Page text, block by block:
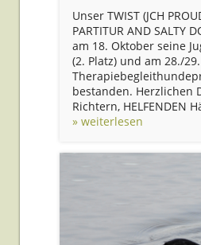
Unser TWIST (JCH
PARTITUR AND SALTY
am 18. Oktober seine
(2. Platz) und am 28./
bestanden. Herzlichen
Richtern, HELFENDEN
» weiterlesen